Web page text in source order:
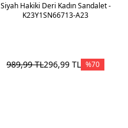
Siyah Hakiki Deri Kadın Sandalet -
K23Y1SN66713-A23
989,99TL296,99 TL %70